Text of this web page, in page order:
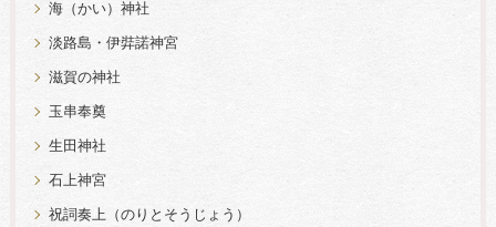
海（かい）神社
淡路島・伊弉諾神宮
滋賀の神社
玉串奉奠
生田神社
石上神宮
祝詞奏上（のりとそうじょう）